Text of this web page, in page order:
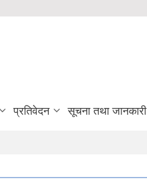
प्रतिवेदन सूचना तथा जानकारी